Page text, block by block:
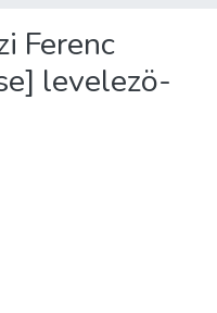
Ferenc
levelezö-